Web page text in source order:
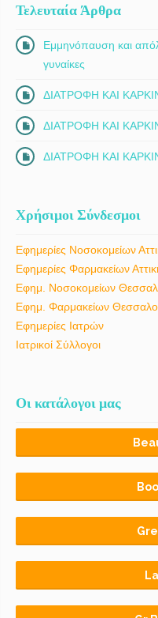
Τελευταία Άρθρα
Εμμηνόπαυση και
γυναίκες
ΔΙΑΤΡΟΦΗ ΚΑΙ
ΔΙΑΤΡΟΦΗ ΚΑΙ
ΔΙΑΤΡΟΦΗ ΚΑΙ
Χρήσιμοι Σύνδεσμοι
Εφημερίες Νοσοκομείων
Εφημερίες Φαρμακείων
Εφημ. Νοσοκομείων
Εφημ. Φαρμακείων
Εφημερίες Ιατρών
Ιατρικοί Σύλλογοι
Οι κατάλογοι μας